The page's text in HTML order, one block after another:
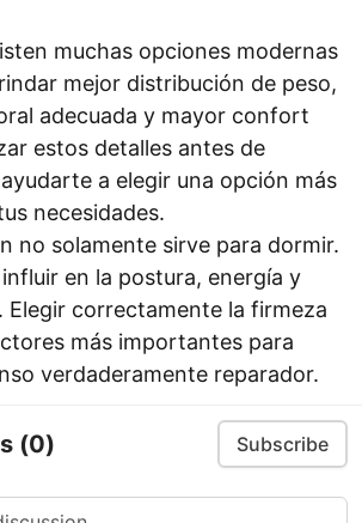
muchas opciones modernas
mejor distribución de peso,
adecuada y mayor confort
estos detalles antes de
a elegir una opción más
necesidades.
no solamente sirve para dormir.
en la postura, energía y
Elegir correctamente la firmeza
más importantes para
verdaderamente reparador.
(0) Subscribe